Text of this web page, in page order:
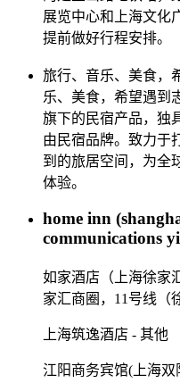
展览中心和上海文化
提前做好行程安排。
旅行、音乐、美食，
乐、美食，希望遇到
旗下的民宿产品，独
由民宿品牌。致力于
到的旅居空间，为全
体验。
home inn
communications
如家酒店（上海徐家
家汇商圈，11号线（
上海筑逸酒店 - 其他
江阳商务宾馆(上海